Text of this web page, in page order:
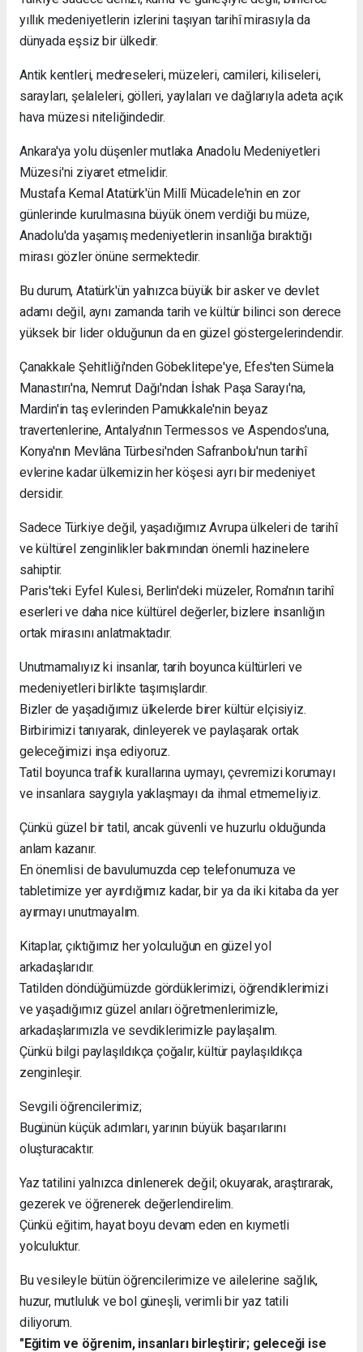
yıllık medeniyetlerin izlerini taşıyan tarihî mirasıyla da
dünyada eşsiz bir ülkedir.
Antik kentleri, medreseleri, müzeleri, camileri, kiliseleri,
sarayları, şelaleleri, gölleri, yaylaları ve dağlarıyla adeta açık
hava müzesi niteliğindedir.
Ankara'ya yolu düşenler mutlaka Anadolu Medeniyetleri
Müzesi'ni ziyaret etmelidir.
Mustafa Kemal Atatürk'ün Millî Mücadele'nin en zor
günlerinde kurulmasına büyük önem verdiği bu müze,
Anadolu'da yaşamış medeniyetlerin insanlığa bıraktığı
mirası gözler önüne sermektedir.
Bu durum, Atatürk'ün yalnızca büyük bir asker ve devlet
adamı değil, aynı zamanda tarih ve kültür bilinci son derece
yüksek bir lider olduğunun da en güzel göstergelerindendir.
Çanakkale Şehitliği'nden Göbeklitepe'ye, Efes'ten Sümela
Manastırı'na, Nemrut Dağı'ndan İshak Paşa Sarayı'na,
Mardin'in taş evlerinden Pamukkale'nin beyaz
travertenlerine, Antalya'nın Termessos ve Aspendos'una,
Konya'nın Mevlâna Türbesi'nden Safranbolu'nun tarihî
evlerine kadar ülkemizin her köşesi ayrı bir medeniyet
dersidir.
Sadece Türkiye değil, yaşadığımız Avrupa ülkeleri de tarihî
ve kültürel zenginlikler bakımından önemli hazinelere
sahiptir.
Paris'teki Eyfel Kulesi, Berlin'deki müzeler, Roma'nın tarihî
eserleri ve daha nice kültürel değerler, bizlere insanlığın
ortak mirasını anlatmaktadır.
Unutmamalıyız ki insanlar, tarih boyunca kültürleri ve
medeniyetleri birlikte taşımışlardır.
Bizler de yaşadığımız ülkelerde birer kültür elçisiyiz.
Birbirimizi tanıyarak, dinleyerek ve paylaşarak ortak
geleceğimizi inşa ediyoruz.
Tatil boyunca trafik kurallarına uymayı, çevremizi korumayı
ve insanlara saygıyla yaklaşmayı da ihmal etmemeliyiz.
Çünkü güzel bir tatil, ancak güvenli ve huzurlu olduğunda
anlam kazanır.
En önemlisi de bavulumuzda cep telefonumuza ve
tabletimize yer ayırdığımız kadar, bir ya da iki kitaba da yer
ayırmayı unutmayalım.
Kitaplar, çıktığımız her yolculuğun en güzel yol
arkadaşlarıdır.
Tatilden döndüğümüzde gördüklerimizi, öğrendiklerimizi
ve yaşadığımız güzel anıları öğretmenlerimizle,
arkadaşlarımızla ve sevdiklerimizle paylaşalım.
Çünkü bilgi paylaşıldıkça çoğalır, kültür paylaşıldıkça
zenginleşir.
Sevgili öğrencilerimiz;
Bugünün küçük adımları, yarının büyük başarılarını
oluşturacaktır.
Yaz tatilini yalnızca dinlenerek değil; okuyarak, araştırarak,
gezerek ve öğrenerek değerlendirelim.
Çünkü eğitim, hayat boyu devam eden en kıymetli
yolculuktur.
Bu vesileyle bütün öğrencilerimize ve ailelerine sağlık,
huzur, mutluluk ve bol güneşli, verimli bir yaz tatili
diliyorum.
"Eğitim ve öğrenim, insanları birleştirir; geleceği ise